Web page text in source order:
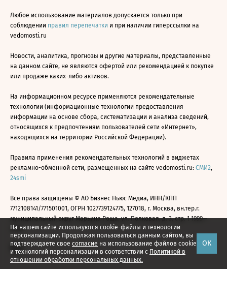
На нашем сайте используются cookie-файлы и технологии
персонализации. Продолжая пользоваться данным сайтом, вы
подтверждаете свое согласие на использование файлов cookie
и технологий персонализации в соответствии с Политикой в
отношении обработки персональных данных.
ОК
Любое использование материалов допускается только при
соблюдении правил перепечатки и при наличии гиперссылки на
vedomosti.ru
Новости, аналитика, прогнозы и другие материалы, представленные
на данном сайте, не являются офертой или рекомендацией к покупке
или продаже каких-либо активов.
На информационном ресурсе применяются рекомендательные
технологии (информационные технологии предоставления
информации на основе сбора, систематизации и анализа сведений,
относящихся к предпочтениям пользователей сети «Интернет»,
находящихся на территории Российской Федерации).
Правила применения рекомендательных технологий в виджетах
рекламно-обменной сети, размещенных на сайте vedomosti.ru: СМИ2,
24smi
Все права защищены © АО Бизнес Ньюс Медиа, ИНН/КПП
7712108141/771501001, ОГРН 1027739124775, 127018, г. Москва, вн.тер.г.
муниципальный округ Марьина Роща, ул. Полковая, д. 3, стр. 1 1999—
2026